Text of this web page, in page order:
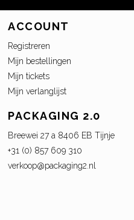
ACCOUNT
Registreren
Mijn bestellingen
Mijn tickets
Mijn verlanglijst
PACKAGING 2.0
Breewei 27 a 8406 EB Tijnje
+31 (0) 857 609 310
verkoop@packaging2.nl